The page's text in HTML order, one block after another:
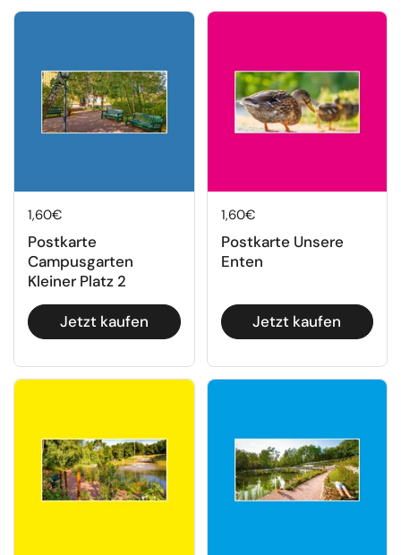
Regulärer Preis
1,60€
Postkarte
Campusgarten
Kleiner Platz 2
Jetzt kaufen
Regulärer Preis
1,60€
Postkarte Unsere
Enten
Jetzt kaufen